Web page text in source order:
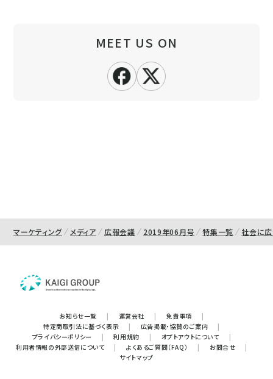
MEET US ON
マーケティング メディア 広報会議 2019年06月号 特集一覧 社会に
お知らせ一覧 | 運営会社 | 免責事項
|
特定商取引法に基づく表示
| 広告掲載・協賛のご案内
|
プライバシーポリシー
| 利用規約 | オプトアウトについて
|
利用者情報の外部送信について
| よくあるご質問（FAQ） | お問合せ
|
サイトマップ